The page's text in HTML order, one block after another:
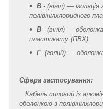
В - (вініл) —
полівінілхлоридного
В - (вініл) —
пластикату (ПВХ)
Г-(голий) —
Сфера застосування:
Кабель силовий із
оболонкою з